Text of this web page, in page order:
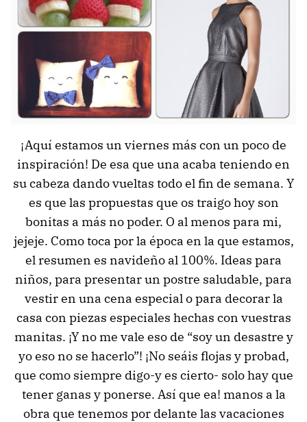
¡Aquí estamos un viernes más con un poco de
inspiración! De esa que una acaba teniendo en
su cabeza dando vueltas todo el fin de semana. Y
es que las propuestas que os traigo hoy son
bonitas a más no poder. O al menos para mi,
jejeje. Como toca por la época en la que estamos,
el resumen es navideño al 100%. Ideas para
niños, para presentar un postre saludable, para
vestir en una cena especial o para decorar la
casa con piezas especiales hechas con vuestras
manitas. ¡Y no me vale eso de “soy un desastre y
yo eso no se hacerlo”! ¡No seáis flojas y probad,
que como siempre digo-y es cierto- solo hay que
tener ganas y ponerse. Así que ea! manos a la
obra que tenemos por delante las vacaciones